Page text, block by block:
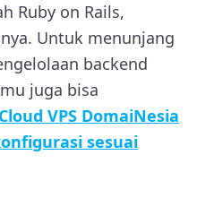
Ruby on Rails,
Untuk menunjang
backend
juga bisa
VPS DomaiNesia
sesuai